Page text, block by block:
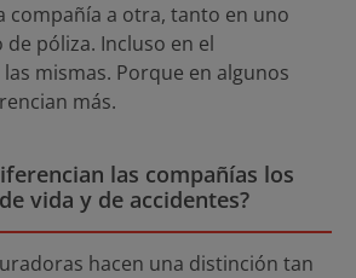
compañía a otra, tanto en uno
póliza. Incluso en el
mismas. Porque en algunos
más.
las compañías los
vida y de accidentes?
hacen una distinción tan